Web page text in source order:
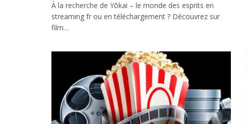
À la recherche de Yōkai – le monde des esprits en
streaming fr ou en téléchargement ? Découvrez sur
film…